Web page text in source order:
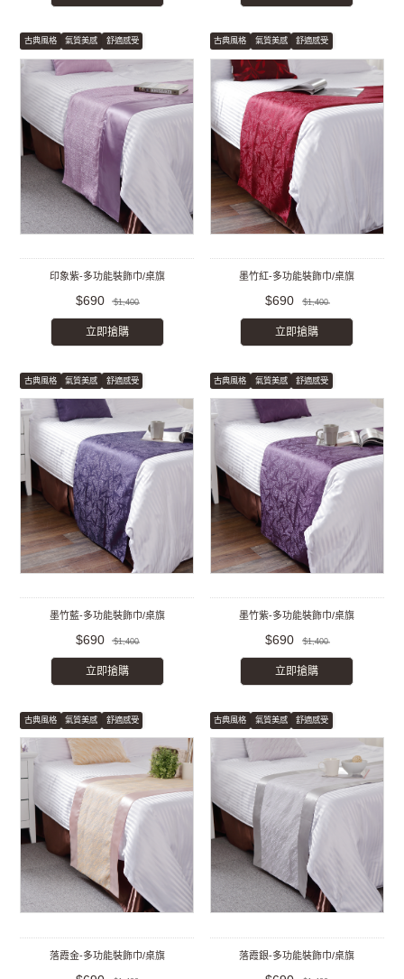
古典風格 氣質美感 舒適感受
印象紫-多功能裝飾巾/桌旗
$690 $1,400
立即搶購
古典風格 氣質美感 舒適感受
墨竹紅-多功能裝飾巾/桌旗
$690 $1,400
立即搶購
古典風格 氣質美感 舒適感受
墨竹藍-多功能裝飾巾/桌旗
$690 $1,400
立即搶購
古典風格 氣質美感 舒適感受
墨竹紫-多功能裝飾巾/桌旗
$690 $1,400
立即搶購
古典風格 氣質美感 舒適感受
落霞金-多功能裝飾巾/桌旗
古典風格 氣質美感 舒適感受
落霞銀-多功能裝飾巾/桌旗